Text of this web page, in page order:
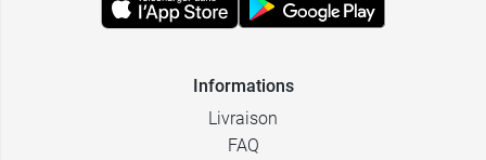
Informations
Livraison
FAQ